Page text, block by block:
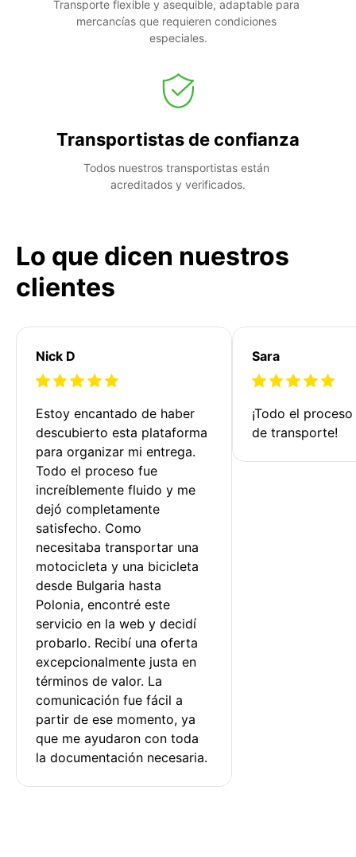
Transporte flexible y asequible, adaptable para
mercancías que requieren condiciones
especiales.
Transportistas de confianza
Todos nuestros transportistas están
acreditados y verificados.
Lo que dicen nuestros
clientes
Nick D
Estoy encantado de haber
descubierto esta plataforma
para organizar mi entrega.
Todo el proceso fue
increíblemente fluido y me
dejó completamente
satisfecho. Como
necesitaba transportar una
motocicleta y una bicicleta
desde Bulgaria hasta
Polonia, encontré este
servicio en la web y decidí
probarlo. Recibí una oferta
excepcionalmente justa en
términos de valor. La
comunicación fue fácil a
partir de ese momento, ya
que me ayudaron con toda
la documentación necesaria.
Sara
¡Todo el
de transporte!